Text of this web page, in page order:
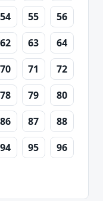
54 55
56
62 63
64
70 71
72
78 79
80
86 87
88
94 95
96